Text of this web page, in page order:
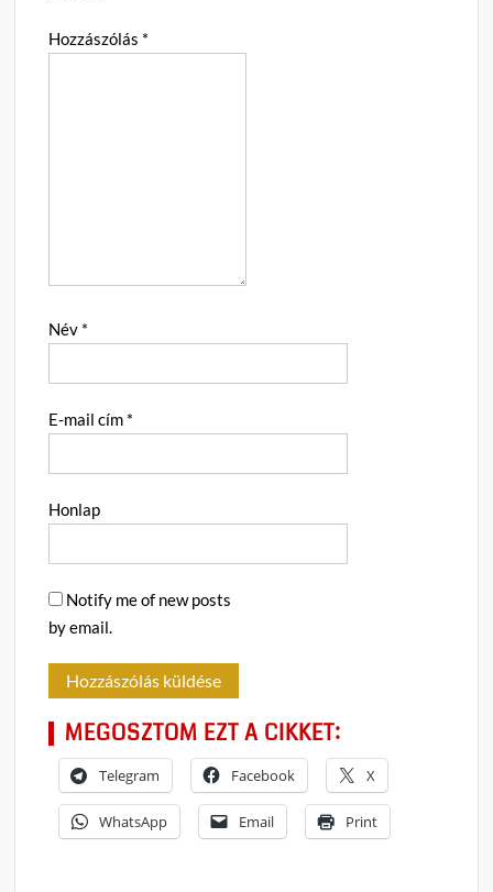
Hozzászólás *
Név *
E-mail cím *
Honlap
Notify me of new posts
by email.
MEGOSZTOM EZT A CIKKET:
Telegram Facebook X
WhatsApp Email Print